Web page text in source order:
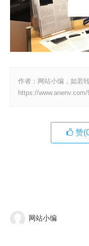
作者：网站小编，如若
https://www.anenv.com/
赞(
网站小编